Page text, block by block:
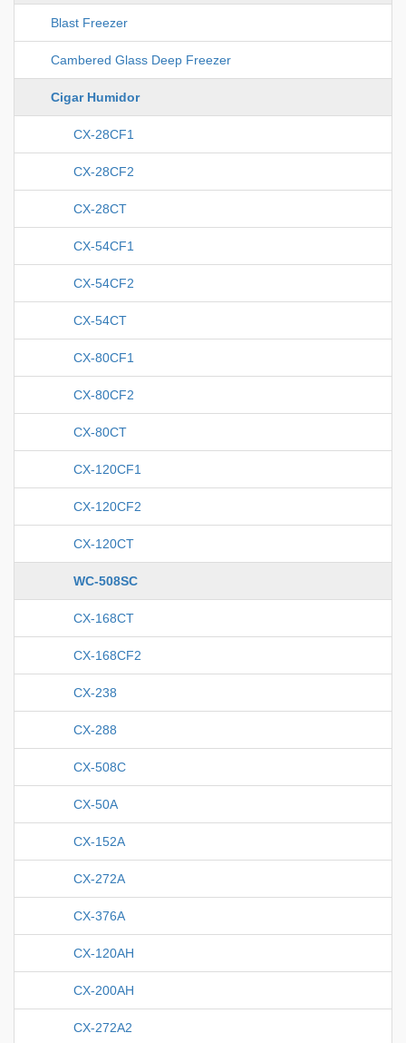
Blast Freezer
Cambered Glass Deep Freezer
Cigar Humidor
CX-28CF1
CX-28CF2
CX-28CT
CX-54CF1
CX-54CF2
CX-54CT
CX-80CF1
CX-80CF2
CX-80CT
CX-120CF1
CX-120CF2
CX-120CT
WC-508SC
CX-168CT
CX-168CF2
CX-238
CX-288
CX-508C
CX-50A
CX-152A
CX-272A
CX-376A
CX-120AH
CX-200AH
CX-272A2